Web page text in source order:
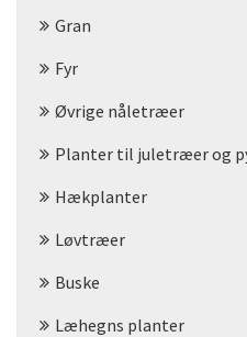
Gran
Fyr
Øvrige nåletræer
Planter til juletræer og
Hækplanter
Løvtræer
Buske
Læhegns planter